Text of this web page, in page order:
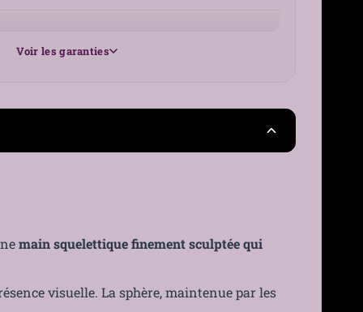
Voir les garanties
main squelettique finement sculptée qui
visuelle. La sphère, maintenue par les